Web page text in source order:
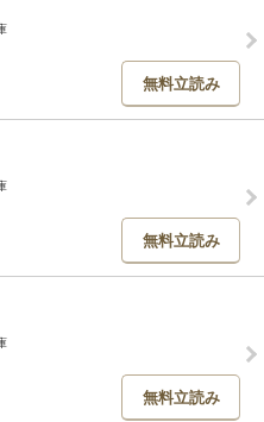
無料立読み
無料立読み
無料立読み